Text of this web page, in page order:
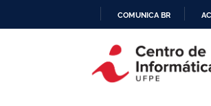
PARA
O
COMUNICA BR